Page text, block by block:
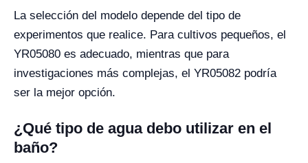
La selección del modelo depende del tipo de
experimentos que realice. Para cultivos pequeños, el
YR05080 es adecuado, mientras que para
investigaciones más complejas, el YR05082 podría
ser la mejor opción.
¿Qué tipo de agua debo utilizar en el
baño?